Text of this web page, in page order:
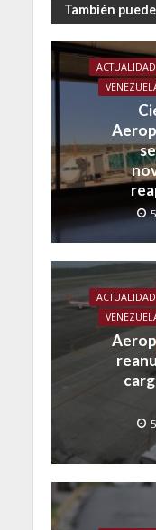
También
ACTUALIDAD
ACTUALIDAD